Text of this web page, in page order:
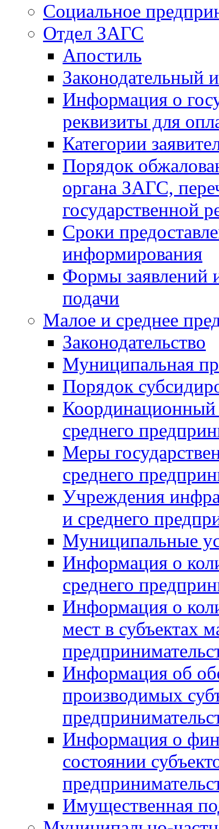
Социальное
Отдел ЗАГС
Апостиль
Законодательный
Информация о
реквизиты для
Категории
Порядок
органа ЗАГС,
государственной
Сроки
информирования
Формы заявлений
подачи
Малое и среднее
Законодательство
Муниципальная
Порядок
Координационный
среднего
Меры
среднего
Учреждения
и среднего
Муниципальные
Информация о
среднего
Информация о
мест в субъектах
Информация об
производимых
Информация о
состоянии
Имущественная